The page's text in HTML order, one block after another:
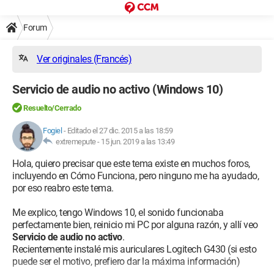
Forum
Ver originales (Francés)
Servicio de audio no activo (Windows 10)
Resuelto/Cerrado
Fogiel - Editado el 27 dic. 2015 a las 18:59
extremepute - 15 jun. 2019 a las 13:49
Hola, quiero precisar que este tema existe en muchos foros,
incluyendo en Cómo Funciona, pero ninguno me ha ayudado,
por eso reabro este tema.
Me explico, tengo Windows 10, el sonido funcionaba
perfectamente bien, reinicio mi PC por alguna razón, y allí veo
Servicio de audio no activo.
Recientemente instalé mis auriculares Logitech G430 (si esto
puede ser el motivo, prefiero dar la máxima información)